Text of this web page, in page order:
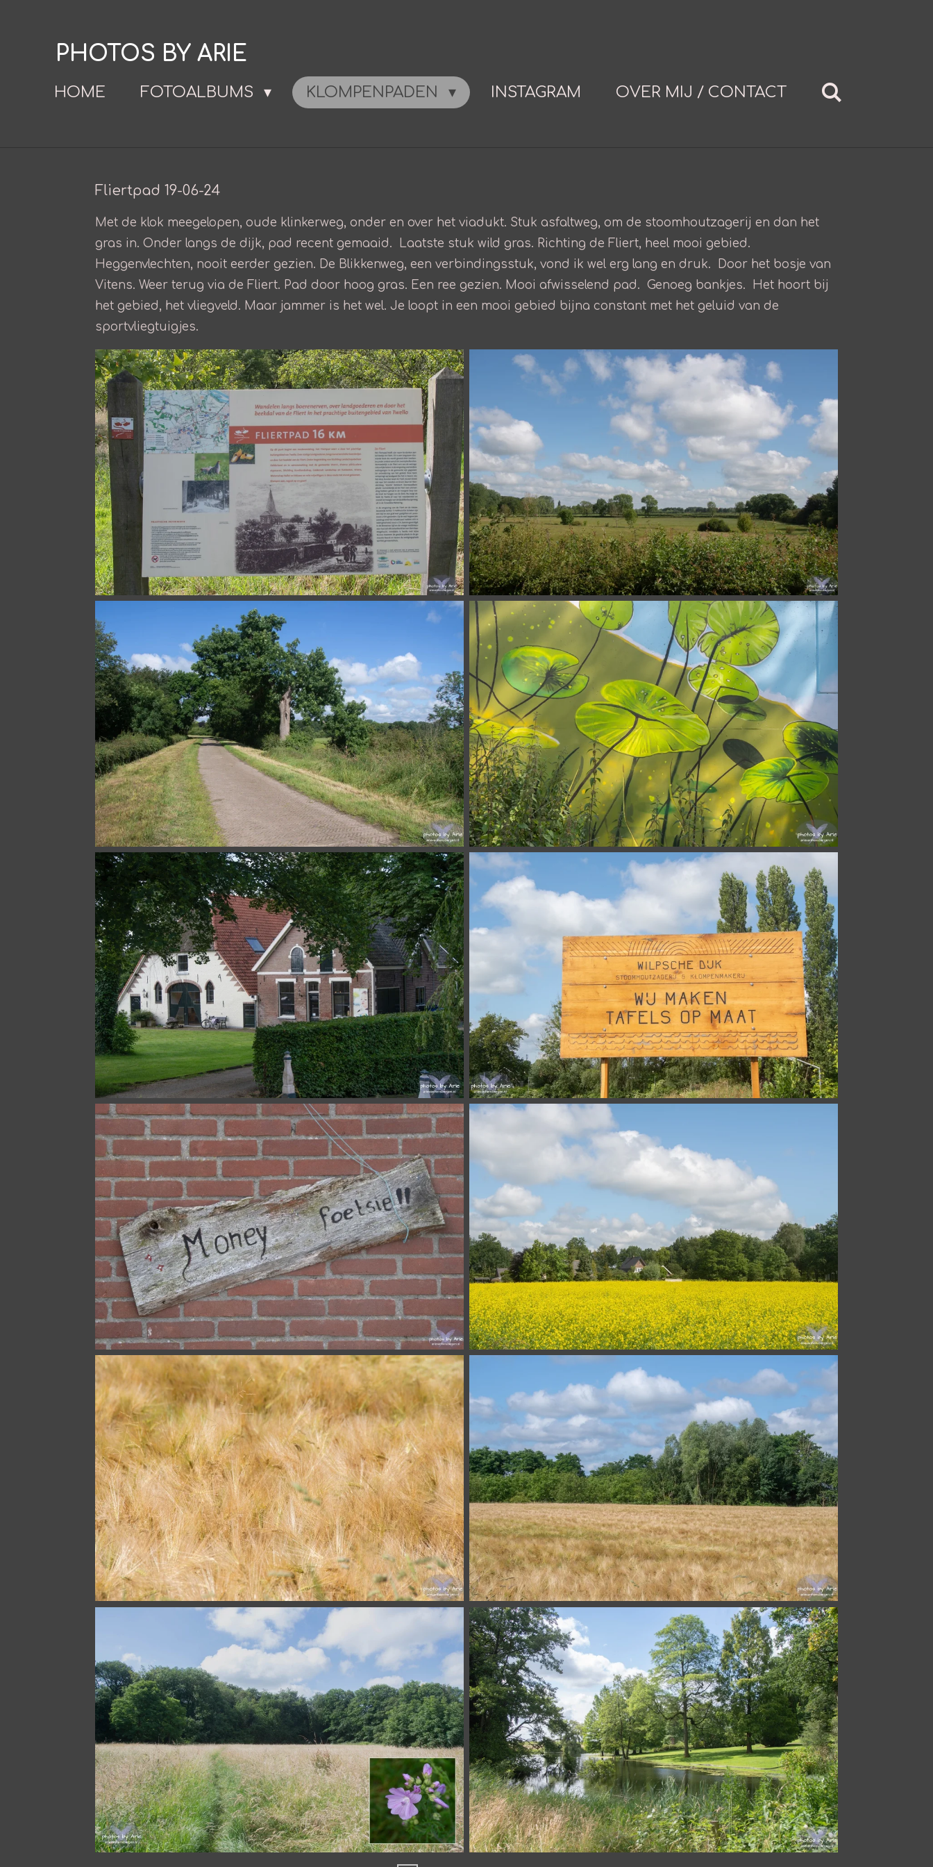
hoofdinhoud
PHOTOS BY ARIE
HOME FOTOALBUMS KLOMPENPADEN INSTAGRAM OVER MIJ / CONTACT
Fliertpad 19-06-24
Met de klok meegelopen, oude klinkerweg, onder en over het viadukt. Stuk asfaltweg, om de stoomhoutzagerij en dan het
gras in. Onder langs de dijk, pad recent gemaaid. Laatste stuk wild gras. Richting de Fliert, heel mooi gebied.
Heggenvlechten, nooit eerder gezien. De Blikkenweg, een verbindingsstuk, vond ik wel erg lang en druk. Door het bosje van
Vitens. Weer terug via de Fliert. Pad door hoog gras. Een ree gezien. Mooi afwisselend pad. Genoeg bankjes. Het hoort bij
het gebied, het vliegveld. Maar jammer is het wel. Je loopt in een mooi gebied bijna constant met het geluid van de
sportvliegtuigjes.